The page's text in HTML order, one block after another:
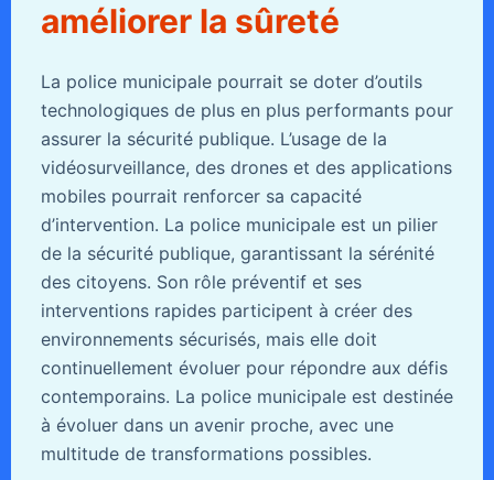
améliorer la sûreté
La police municipale pourrait se doter d’outils
technologiques de plus en plus performants pour
assurer la sécurité publique. L’usage de la
vidéosurveillance, des drones et des applications
mobiles pourrait renforcer sa capacité
d’intervention. La police municipale est un pilier
de la sécurité publique, garantissant la sérénité
des citoyens. Son rôle préventif et ses
interventions rapides participent à créer des
environnements sécurisés, mais elle doit
continuellement évoluer pour répondre aux défis
contemporains. La police municipale est destinée
à évoluer dans un avenir proche, avec une
multitude de transformations possibles.